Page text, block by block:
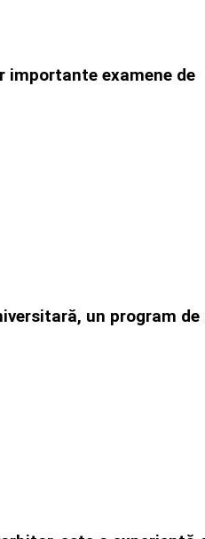
importante examene de
un program